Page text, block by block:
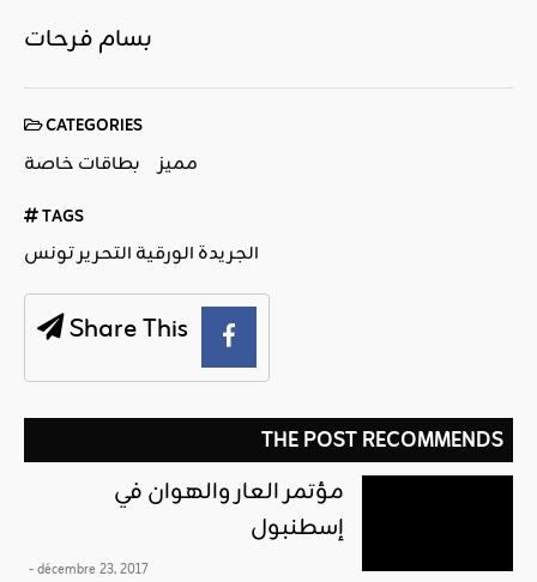
بسام فرحات
CATEGORIES
بطاقات خاصة مميز
TAGS
الجريدة الورقية التحرير تونس
Share This
THE POST RECOMMENDS
مؤتمر العار والهوان في
إسطنبول
- décembre 23, 2017